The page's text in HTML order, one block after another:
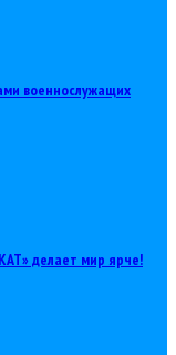
военнослужащих
делает мир ярче!